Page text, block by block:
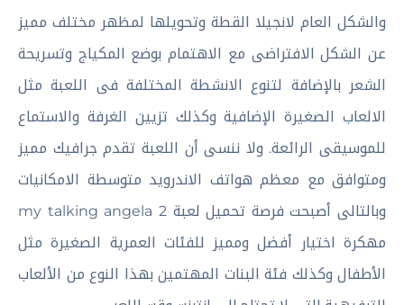
والشكل العام لانجيلا القطة وتحويلها لمظهر مختلف مميز
عن الشكل الافتراضى مع الاهتمام بوضع المكياج وتسريحة
الشعر بالإضافة لتنوع الانشطة المختلفة فى اللعبة مثل
الالعاب الصغيرة الإضافية وكذلك تزيين الغرفة والاستماع
للموسيقى الرائعة. ولا ننسى أن اللعبة تقدم جرافيك مميز
ومتوافق مع معظم هواتف الاندرويد متوسطة الامكانيات
وبالتالى أصبحت فرصة تحميل لعبة my talking angela 2
مهكرة اختيار أفضل ومميز للفئات العمرية الصغيرة مثل
الأطفال وكذلك فئة البنات المهتمين بهذا النوع من الألعاب